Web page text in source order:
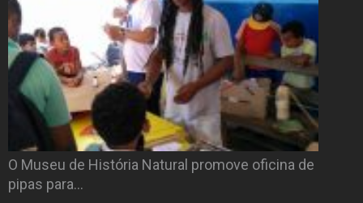
O Museu de História Natural promove oficina de
pipas para…